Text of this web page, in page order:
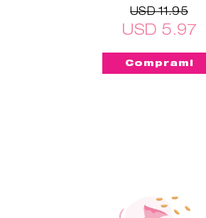
USD 11.95
USD 5.97